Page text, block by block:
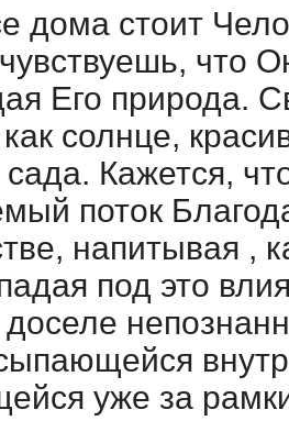
дома стоит
что
Его природа.
солнце,
Кажется,
поток
напитывая ,
под это
доселе
уже за